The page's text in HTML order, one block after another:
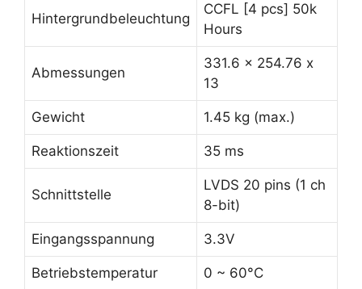
Hintergrundbeleuchtung
CCFL [4 pcs] 50k
Hours
Abmessungen
331.6 x 254.76 x
13
Gewicht 1.45 kg (max.)
Reaktionszeit 35 ms
Schnittstelle
LVDS 20 pins (1 ch
8-bit)
Eingangsspannung 3.3V
Betriebstemperatur 0 ~ 60°C